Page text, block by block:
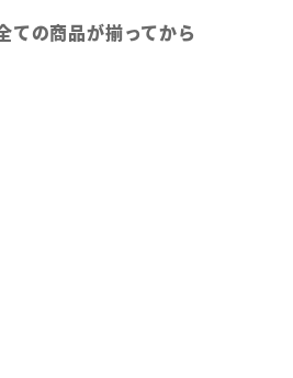
ての商品が揃ってから